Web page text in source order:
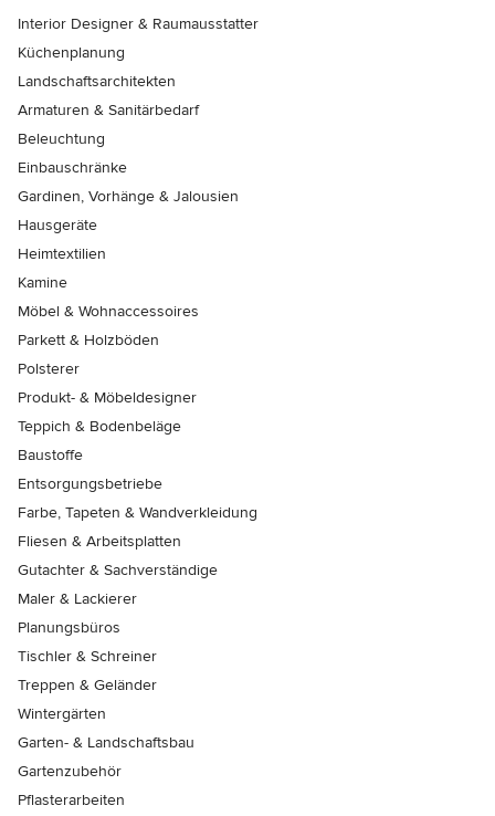
Interior Designer & Raumausstatter
Küchenplanung
Landschaftsarchitekten
Armaturen & Sanitärbedarf
Beleuchtung
Einbauschränke
Gardinen, Vorhänge & Jalousien
Hausgeräte
Heimtextilien
Kamine
Möbel & Wohnaccessoires
Parkett & Holzböden
Polsterer
Produkt- & Möbeldesigner
Teppich & Bodenbeläge
Baustoffe
Entsorgungsbetriebe
Farbe, Tapeten & Wandverkleidung
Fliesen & Arbeitsplatten
Gutachter & Sachverständige
Maler & Lackierer
Planungsbüros
Tischler & Schreiner
Treppen & Geländer
Wintergärten
Garten- & Landschaftsbau
Gartenzubehör
Pflasterarbeiten